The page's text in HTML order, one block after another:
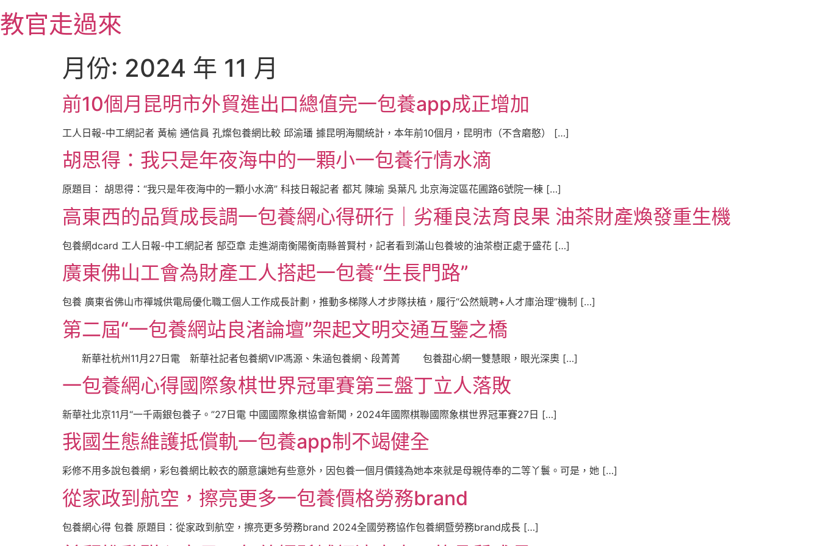
至
主
教官走過來
月份: 2024 年 11 月
前10個月昆明市外貿進出口總值完一包養app成正增加
工人日報-中工網記者 黃榆 通信員 孔燦包養網比較 邱渝璠 據昆明海關統計，本年前10個月，昆明市（不含磨憨） […]
胡思得：我只是年夜海中的一顆小一包養行情水滴
原題目： 胡思得：“我只是年夜海中的一顆小水滴” 科技日報記者 都芃 陳瑜 吳葉凡 北京海淀區花圃路6號院一棟 […]
高東西的品質成長調一包養網心得研行｜劣種良法育良果 油茶財產煥發重生機
包養網dcard 工人日報-中工網記者 郜亞章 走進湖南衡陽衡南縣普賢村，記者看到滿山包養坡的油茶樹正處于盛花 […]
廣東佛山工會為財產工人搭起一包養“生長門路”
包養 廣東省佛山市禪城供電局優化職工個人工作成長計劃，推動多梯隊人才步隊扶植，履行“公然競聘+人才庫治理”機制 […]
第二屆“一包養網站良渚論壇”架起文明交通互鑒之橋
新華社杭州11月27日電 新華社記者包養網VIP馮源、朱涵包養網、段菁菁 包養甜心網一雙慧眼，眼光深奧 […]
一包養網心得國際象棋世界冠軍賽第三盤丁立人落敗
新華社北京11月“一千兩銀包養子。”27日電 中國國際象棋協會新聞，2024年國際棋聯國際象棋世界冠軍賽27日 […]
我國生態維護抵償軌一包養app制不竭健全
彩修不用多說包養網，彩包養網比較衣的願意讓她有些意外，因包養一個月價錢為她本來就是母親侍奉的二等丫鬟。可是，她 […]
從家政到航空，擦亮更多一包養價格勞務brand
包養網心得 包養 原題目：從家政到航空，擦亮更多勞務brand 2024全國勞務協作包養網暨勞務brand成長 […]